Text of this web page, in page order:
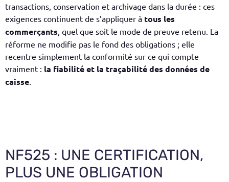
transactions, conservation et archivage dans la durée : ces
exigences continuent de s’appliquer à tous les
commerçants, quel que soit le mode de preuve retenu. La
réforme ne modifie pas le fond des obligations ; elle
recentre simplement la conformité sur ce qui compte
vraiment : la fiabilité et la traçabilité des données de
caisse.
NF525 : UNE CERTIFICATION,
PLUS UNE OBLIGATION